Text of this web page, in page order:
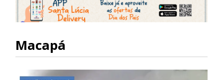
Macapá